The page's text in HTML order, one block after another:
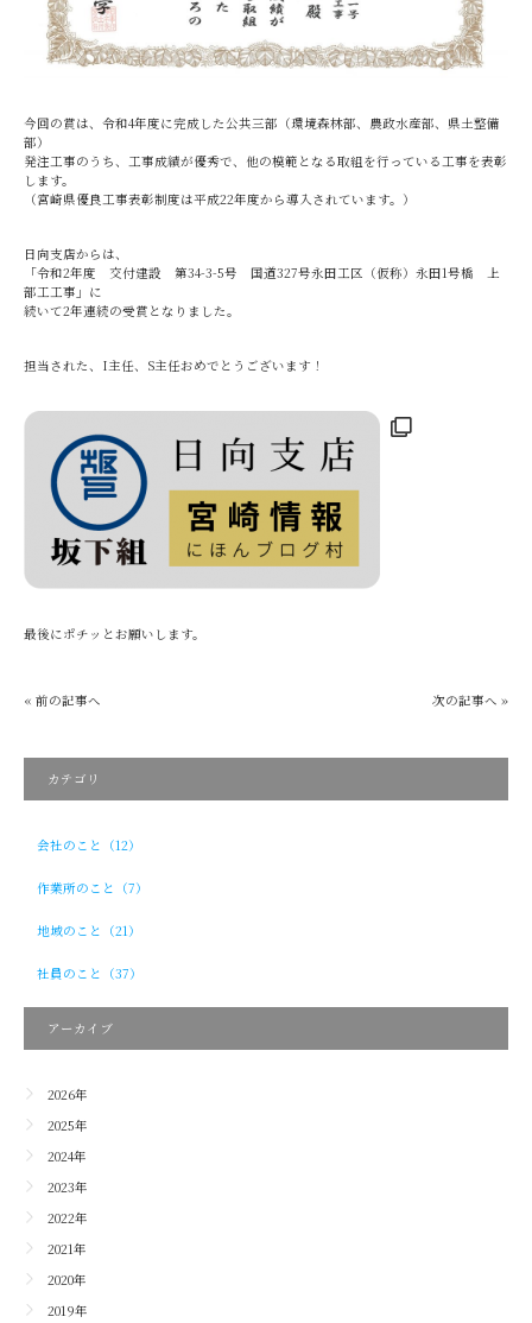
今回の賞は、令和4年度に完成した公共三部（環境森林部、農政水産部、県土整備
部）
発注工事のうち、工事成績が優秀で、他の模範となる取組を行っている工事を表彰
します。
（宮崎県優良工事表彰制度は平成22年度から導入されています。）
日向支店からは、
「令和2年度 交付建設 第34-3-5号 国道327号永田工区（仮称）永田1号橋 上
部工工事」に
続いて2年連続の受賞となりました。
担当された、I主任、S主任おめでとうございます！
最後にポチッとお願いします。
« 前の記事へ 次の記事へ »
カテゴリ
会社のこと（12）
作業所のこと（7）
地域のこと（21）
社員のこと（37）
アーカイブ
2026年
2025年
2024年
2023年
2022年
2021年
2020年
2019年